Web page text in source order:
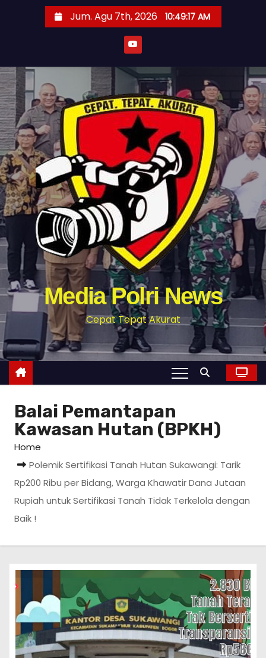
t
o
c
o
n
t
e
n
t
Jum. Agu 7th, 2026 10:49:18 AM
Media Polri News
Cepat Tepat Akurat
Balai Pemantapan
Kawasan Hutan (BPKH)
Home
Polemik Sertifikasi Tanah Hutan Sukawangi: Tarik
Rp200 Ribu per Bidang, Warga Khawatir Dana Jutaan
Rupiah untuk Sertifikasi Tanah Tidak Terkelola dengan
Baik !